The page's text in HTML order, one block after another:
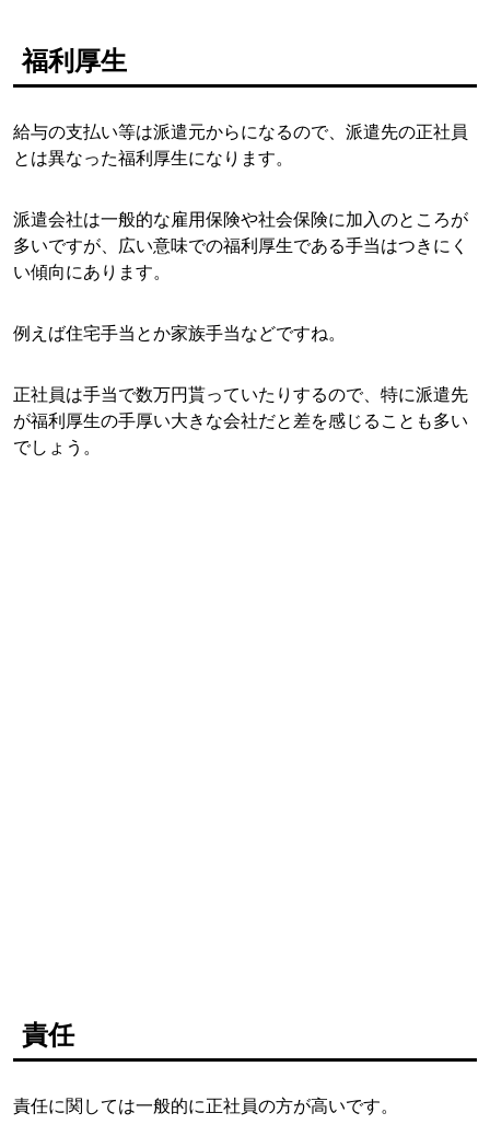
福利厚生
給与の支払い等は派遣元からになるので、派遣先の正社員
とは異なった福利厚生になります。
派遣会社は一般的な雇用保険や社会保険に加入のところが
多いですが、広い意味での福利厚生である手当はつきにく
い傾向にあります。
例えば住宅手当とか家族手当などですね。
正社員は手当で数万円貰っていたりするので、特に派遣先
が福利厚生の手厚い大きな会社だと差を感じることも多い
でしょう。
責任
責任に関しては一般的に正社員の方が高いです。